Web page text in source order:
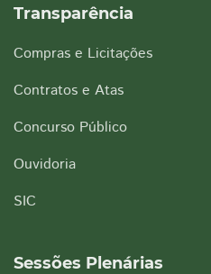
Transparência
Compras e Licitações
Contratos e Atas
Concurso Público
Ouvidoria
SIC
Sessões Plenárias